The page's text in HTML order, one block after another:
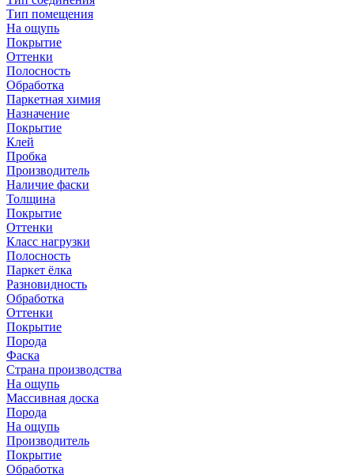
Тип помещения
На ощупь
Покрытие
Оттенки
Полосность
Обработка
Паркетная химия
Назначение
Покрытие
Клей
Пробка
Производитель
Наличие фаски
Толщина
Покрытие
Оттенки
Класс нагрузки
Полосность
Паркет ёлка
Разновидность
Обработка
Оттенки
Покрытие
Порода
Фаска
Страна производства
На ощупь
Массивная доска
Порода
На ощупь
Производитель
Покрытие
Обработка